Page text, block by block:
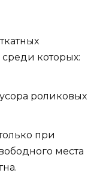
которых:
роликовых
при
места